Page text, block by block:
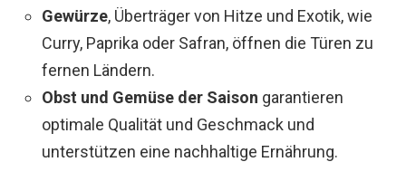
Gewürze, Überträger von Hitze und Exotik, wie
Curry, Paprika oder Safran, öffnen die Türen zu
fernen Ländern.
Obst und Gemüse der Saison garantieren
optimale Qualität und Geschmack und
unterstützen eine nachhaltige Ernährung.